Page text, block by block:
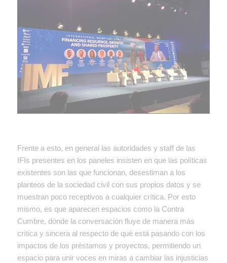
Frente a esto, en general las autoridades y staff de las
IFIs presentes en los paneles insisten en que las políticas
existentes son las que funcionan, desestiman a los
planteos de la sociedad civil con sus propios datos y se
muestran poco receptivos a cualquier crítica. Por esto
mismo, es que aparecen espacios como la Contra
Cumbre, dónde la conversación fluye de manera más
crítica y sincera al respecto de qué está pasando con los
impactos de los préstamos y proyectos, permitiendo un
espacio para unir voces en miras a cambiar las injusticias